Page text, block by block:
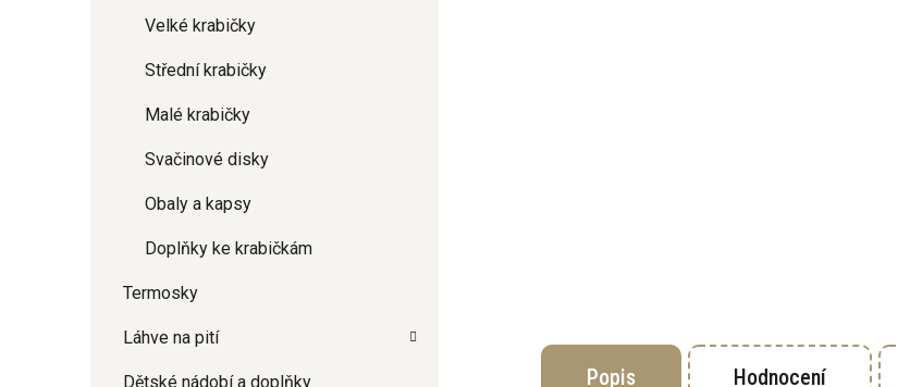
Velké krabičky
Střední krabičky
Malé krabičky
Svačinové disky
Obaly a kapsy
Doplňky ke krabičkám
Termosky
Láhve na pití
Dětské nádobí a doplňky Popis Hodnocení